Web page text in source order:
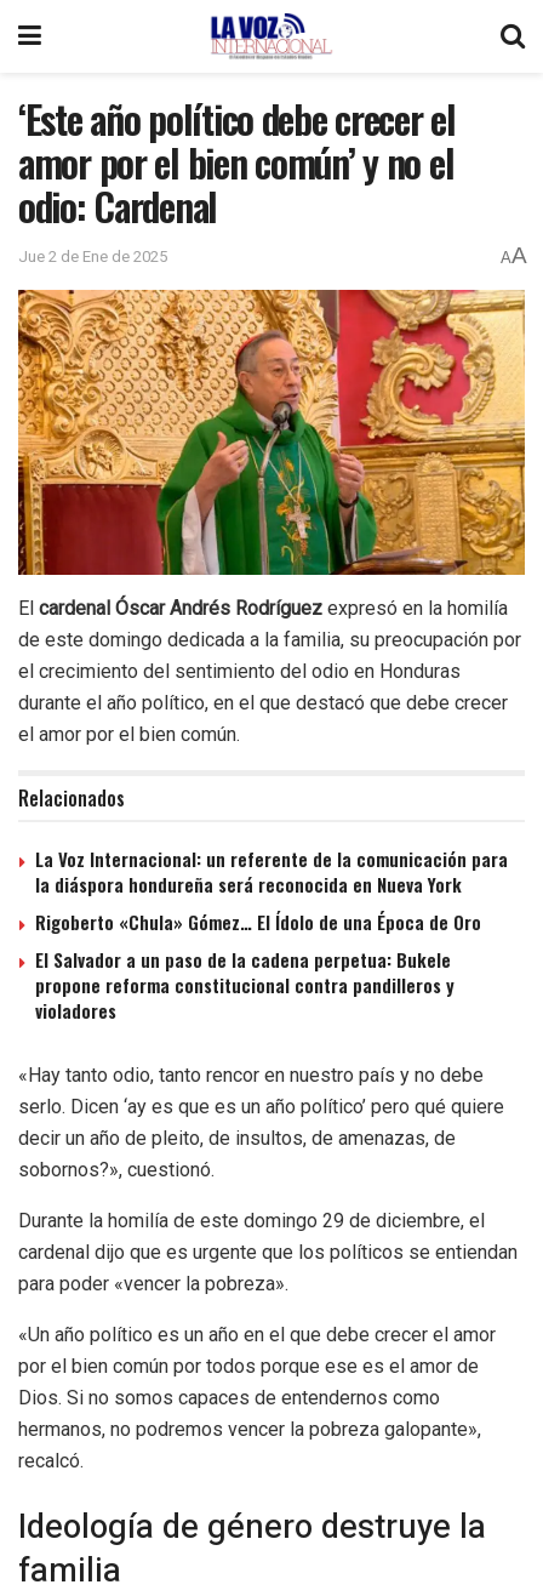
‘Este año político debe crecer el
amor por el bien común’ y no el
odio: Cardenal
Jue 2 de Ene de 2025 AA
El cardenal Óscar Andrés Rodríguez expresó en la homilía
de este domingo dedicada a la familia, su preocupación por
el crecimiento del sentimiento del odio en Honduras
durante el año político, en el que destacó que debe crecer
el amor por el bien común.
Relacionados
La Voz Internacional: un referente de la comunicación para
la diáspora hondureña será reconocida en Nueva York
Rigoberto «Chula» Gómez… El Ídolo de una Época de Oro
El Salvador a un paso de la cadena perpetua: Bukele
propone reforma constitucional contra pandilleros y
violadores
«Hay tanto odio, tanto rencor en nuestro país y no debe
serlo. Dicen ‘ay es que es un año político’ pero qué quiere
decir un año de pleito, de insultos, de amenazas, de
sobornos?», cuestionó.
Durante la homilía de este domingo 29 de diciembre, el
cardenal dijo que es urgente que los políticos se entiendan
para poder «vencer la pobreza».
«Un año político es un año en el que debe crecer el amor
por el bien común por todos porque ese es el amor de
Dios. Si no somos capaces de entendernos como
hermanos, no podremos vencer la pobreza galopante»,
recalcó.
Ideología de género destruye la
familia